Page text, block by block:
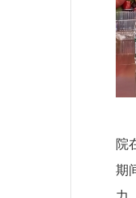
院
期